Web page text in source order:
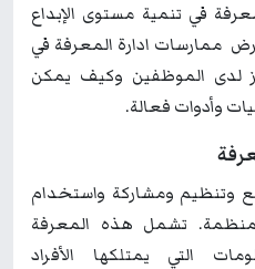
في تنمية مستوى الإبداع
ممارسات ادارة المعرفة في
لدى الموظفين وكيف يمكن
وأدوات فعالة.
ومشاركة واستخدام
تشمل هذه المعرفة
التي يمتلكها الأفراد